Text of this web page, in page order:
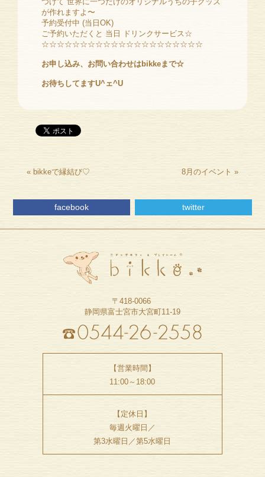
が作れますよ〜
予約受付中 (当日OK)
ご予約いただくと 当日 ドリンクサービス☆
☆☆☆☆☆☆☆☆☆☆☆☆☆☆☆☆☆☆☆☆☆
お申し込み、お問い合わせはbikkeまで☆
お待ちしてますU^ェ^U
« bikkeで縁結び♡ 8月のイベント »
facebook twitter
〒418-0066
静岡県富士宮市大宮町11-19
【営業時間】
11:00～18:00
【定休日】
毎週火曜日／
第3水曜日／第5水曜日